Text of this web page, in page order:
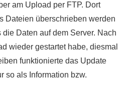
am Upload per FTP. Dort
Dateien überschrieben werden
Daten auf dem Server. Nach
wieder gestartet habe, diesmal
funktionierte das Update
so als Information bzw.